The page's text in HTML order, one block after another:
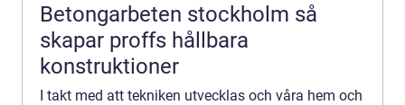
Betongarbeten stockholm så
skapar proffs hållbara
konstruktioner
I takt med att tekniken utvecklas och våra hem och